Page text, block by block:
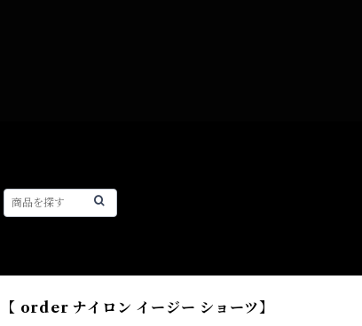
【 order ナイロン イージー ショーツ】